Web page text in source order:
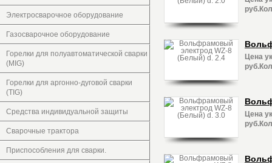
Электросварочное оборудование
Газосварочное оборудование
Горелки для полуавтоматической сварки
(MIG)
Горелки для аргонно-дуговой сварки
(TIG)
Средства индивидуальной защиты
Сварочные трактора
Приспособления для сварки.
Цена
Цена